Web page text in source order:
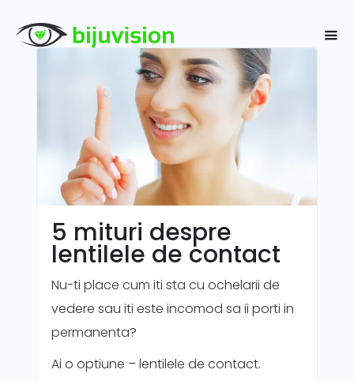
5 mituri despre
lentilele de contact
Nu-ti place cum iti sta cu ochelarii de
vedere sau iti este incomod sa ii porti in
permanenta?
Ai o optiune – lentilele de contact.